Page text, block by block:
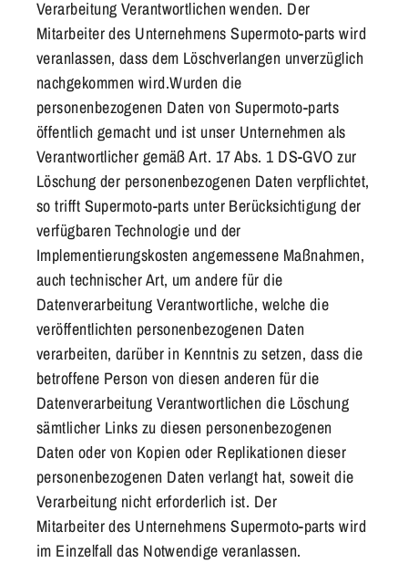
Verarbeitung Verantwortlichen wenden. Der
Mitarbeiterdes UnternehmensSupermoto-parts wird
veranlassen, dass dem Löschverlangen unverzüglich
nachgekommen wird.Wurden die
personenbezogenen Daten von Supermoto-parts
öffentlich gemacht und ist unser Unternehmen als
Verantwortlicher gemäß Art. 17 Abs. 1 DS-GVO zur
Löschung der personenbezogenen Daten verpflichtet,
so trifft Supermoto-parts unter Berücksichtigung der
verfügbaren Technologie und der
Implementierungskosten angemessene Maßnahmen,
auch technischer Art, um andere für die
Datenverarbeitung Verantwortliche, welche die
veröffentlichten personenbezogenen Daten
verarbeiten, darüber in Kenntnis zu setzen, dass die
betroffene Person von diesen anderen für die
Datenverarbeitung Verantwortlichen die Löschung
sämtlicher Links zu diesen personenbezogenen
Daten oder von Kopien oder Replikationen dieser
personenbezogenen Daten verlangt hat, soweit die
Verarbeitung nicht erforderlich ist. Der
Mitarbeiterdes UnternehmensSupermoto-parts wird
im Einzelfall das Notwendige veranlassen.